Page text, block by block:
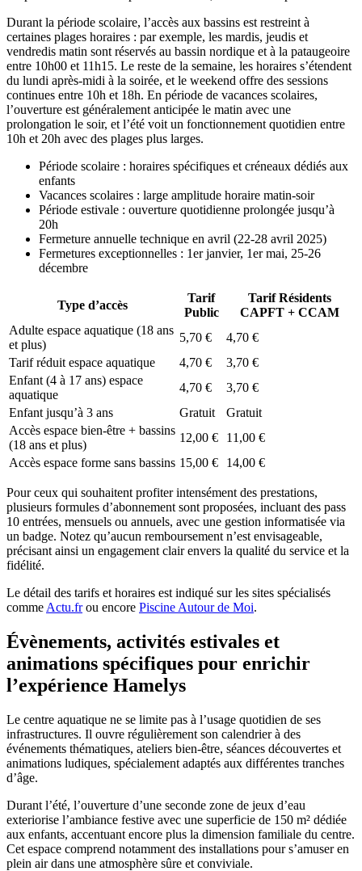
Durant la période scolaire, l’accès aux bassins est restreint à
certaines plages horaires : par exemple, les mardis, jeudis et
vendredis matin sont réservés au bassin nordique et à la pataugeoire
entre 10h00 et 11h15. Le reste de la semaine, les horaires s’étendent
du lundi après-midi à la soirée, et le weekend offre des sessions
continues entre 10h et 18h. En période de vacances scolaires,
l’ouverture est généralement anticipée le matin avec une
prolongation le soir, et l’été voit un fonctionnement quotidien entre
10h et 20h avec des plages plus larges.
Période scolaire : horaires spécifiques et créneaux dédiés aux
enfants
Vacances scolaires : large amplitude horaire matin-soir
Période estivale : ouverture quotidienne prolongée jusqu’à
20h
Fermeture annuelle technique en avril (22-28 avril 2025)
Fermetures exceptionnelles : 1er janvier, 1er mai, 25-26
décembre
Type d’accès
Tarif
Public
Tarif Résidents
CAPFT + CCAM
Adulte espace aquatique (18 ans
et plus)
5,70 €
4,70 €
Tarif réduit espace aquatique
4,70 €
3,70 €
Enfant (4 à 17 ans) espace
aquatique
4,70 €
3,70 €
Enfant jusqu’à 3 ans
Gratuit
Gratuit
Accès espace bien-être + bassins
(18 ans et plus)
12,00 €
11,00 €
Accès espace forme sans bassins 15,00 € 14,00 €
Pour ceux qui souhaitent profiter intensément des prestations,
plusieurs formules d’abonnement sont proposées, incluant des pass
10 entrées, mensuels ou annuels, avec une gestion informatisée via
un badge. Notez qu’aucun remboursement n’est envisageable,
précisant ainsi un engagement clair envers la qualité du service et la
fidélité.
Le détail des tarifs et horaires est indiqué sur les sites spécialisés
comme Actu.frou encore Piscine Autour de Moi.
Évènements, activités estivales et
animations spécifiques pour enrichir
l’expérience Hamelys
Le centre aquatique ne se limite pas à l’usage quotidien de ses
infrastructures. Il ouvre régulièrement son calendrier à des
événements thématiques, ateliers bien-être, séances découvertes et
animations ludiques, spécialement adaptés aux différentes tranches
d’âge.
Durant l’été, l’ouverture d’une seconde zone de jeux d’eau
exteriorise l’ambiance festive avec une superficie de 150 m² dédiée
aux enfants, accentuant encore plus la dimension familiale du centre.
Cet espace comprend notamment des installations pour s’amuser en
plein air dans une atmosphère sûre et conviviale.